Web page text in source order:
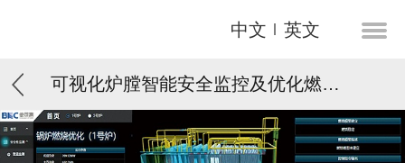
中文 英文
可视化炉膛智能安全监控及优化燃烧系统